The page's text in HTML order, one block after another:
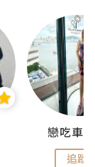
戀吃車
追蹤